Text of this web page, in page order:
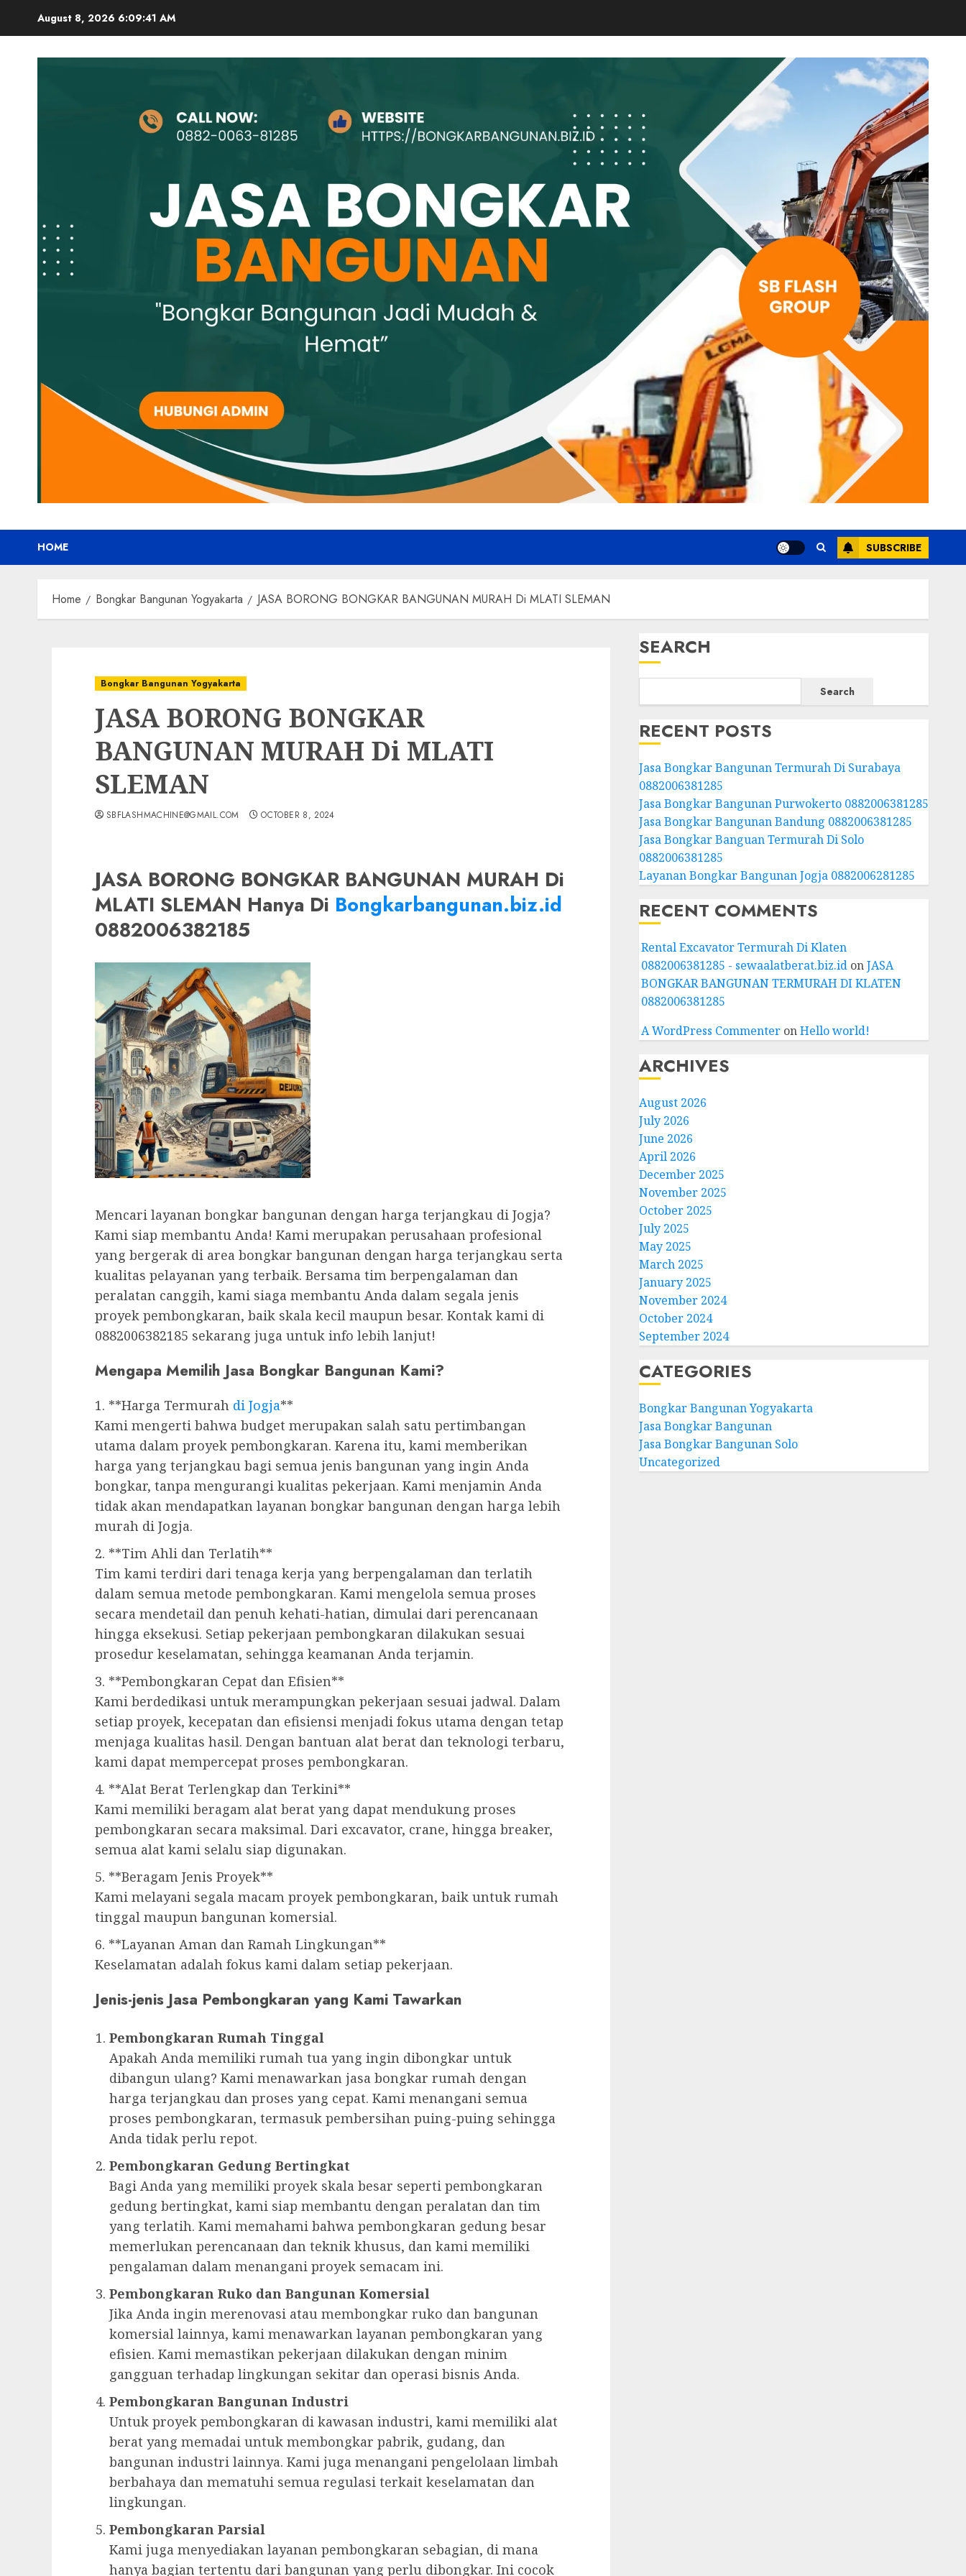
August 8, 2026 6:09:42 AM
HOME SUBSCRIBE
Home Bongkar Bangunan Yogyakarta JASA BORONG BONGKAR BANGUNAN MURAH Di MLATI SLEMAN
Bongkar Bangunan Yogyakarta
JASA BORONG BONGKAR
BANGUNAN MURAH Di MLATI
SLEMAN
SBFLASHMACHINE@GMAIL.COM OCTOBER 8, 2024
JASA BORONG BONGKAR BANGUNAN MURAH Di
MLATI SLEMAN Hanya Di Bongkarbangunan.biz.id
0882006382185
Mencari layanan bongkar bangunan dengan harga terjangkau di Jogja?
Kami siap membantu Anda! Kami merupakan perusahaan profesional
yang bergerak di area bongkar bangunan dengan harga terjangkau serta
kualitas pelayanan yang terbaik. Bersama tim berpengalaman dan
peralatan canggih, kami siaga membantu Anda dalam segala jenis
proyek pembongkaran, baik skala kecil maupun besar. Kontak kami di
0882006382185 sekarang juga untuk info lebih lanjut!
Mengapa Memilih Jasa Bongkar Bangunan Kami?
1. **Harga Termurah di Jogja**
Kami mengerti bahwa budget merupakan salah satu pertimbangan
utama dalam proyek pembongkaran. Karena itu, kami memberikan
harga yang terjangkau bagi semua jenis bangunan yang ingin Anda
bongkar, tanpa mengurangi kualitas pekerjaan. Kami menjamin Anda
tidak akan mendapatkan layanan bongkar bangunan dengan harga lebih
murah di Jogja.
2. **Tim Ahli dan Terlatih**
Tim kami terdiri dari tenaga kerja yang berpengalaman dan terlatih
dalam semua metode pembongkaran. Kami mengelola semua proses
secara mendetail dan penuh kehati-hatian, dimulai dari perencanaan
hingga eksekusi. Setiap pekerjaan pembongkaran dilakukan sesuai
prosedur keselamatan, sehingga keamanan Anda terjamin.
3. **Pembongkaran Cepat dan Efisien**
Kami berdedikasi untuk merampungkan pekerjaan sesuai jadwal. Dalam
setiap proyek, kecepatan dan efisiensi menjadi fokus utama dengan tetap
menjaga kualitas hasil. Dengan bantuan alat berat dan teknologi terbaru,
kami dapat mempercepat proses pembongkaran.
4. **Alat Berat Terlengkap dan Terkini**
Kami memiliki beragam alat berat yang dapat mendukung proses
pembongkaran secara maksimal. Dari excavator, crane, hingga breaker,
semua alat kami selalu siap digunakan.
5. **Beragam Jenis Proyek**
Kami melayani segala macam proyek pembongkaran, baik untuk rumah
tinggal maupun bangunan komersial.
6. **Layanan Aman dan Ramah Lingkungan**
Keselamatan adalah fokus kami dalam setiap pekerjaan.
Jenis-jenis Jasa Pembongkaran yang Kami Tawarkan
Pembongkaran Rumah Tinggal
Apakah Anda memiliki rumah tua yang ingin dibongkar untuk
dibangun ulang? Kami menawarkan jasa bongkar rumah dengan
harga terjangkau dan proses yang cepat. Kami menangani semua
proses pembongkaran, termasuk pembersihan puing-puing sehingga
Anda tidak perlu repot.
Pembongkaran Gedung Bertingkat
Bagi Anda yang memiliki proyek skala besar seperti pembongkaran
gedung bertingkat, kami siap membantu dengan peralatan dan tim
yang terlatih. Kami memahami bahwa pembongkaran gedung besar
memerlukan perencanaan dan teknik khusus, dan kami memiliki
pengalaman dalam menangani proyek semacam ini.
Pembongkaran Ruko dan Bangunan Komersial
Jika Anda ingin merenovasi atau membongkar ruko dan bangunan
komersial lainnya, kami menawarkan layanan pembongkaran yang
efisien. Kami memastikan pekerjaan dilakukan dengan minim
gangguan terhadap lingkungan sekitar dan operasi bisnis Anda.
Pembongkaran Bangunan Industri
Untuk proyek pembongkaran di kawasan industri, kami memiliki alat
berat yang memadai untuk membongkar pabrik, gudang, dan
bangunan industri lainnya. Kami juga menangani pengelolaan limbah
berbahaya dan mematuhi semua regulasi terkait keselamatan dan
lingkungan.
Pembongkaran Parsial
Kami juga menyediakan layanan pembongkaran sebagian, di mana
hanya bagian tertentu dari bangunan yang perlu dibongkar. Ini cocok
SEARCH
Search
RECENT POSTS
Jasa Bongkar Bangunan Termurah Di Surabaya
0882006381285
Jasa Bongkar Bangunan Purwokerto 0882006381285
Jasa Bongkar Bangunan Bandung 0882006381285
Jasa Bongkar Banguan Termurah Di Solo
0882006381285
Layanan Bongkar Bangunan Jogja 0882006281285
RECENT COMMENTS
Rental Excavator Termurah Di Klaten
0882006381285 - sewaalatberat.biz.idonJASA
BONGKAR BANGUNAN TERMURAH DI KLATEN
0882006381285
A WordPress CommenteronHello world!
ARCHIVES
August 2026
July 2026
June 2026
April 2026
December 2025
November 2025
October 2025
July 2025
May 2025
March 2025
January 2025
November 2024
October 2024
September 2024
CATEGORIES
Bongkar Bangunan Yogyakarta
Jasa Bongkar Bangunan
Jasa Bongkar Bangunan Solo
Uncategorized